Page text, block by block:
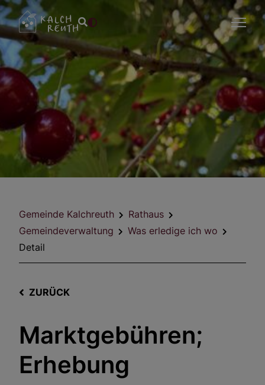
Gemeinde Kalchreuth
Rathaus
Gemeindeverwaltung
Was erledige ich wo
Detail
ZURÜCK
Marktgebühren;
Erhebung